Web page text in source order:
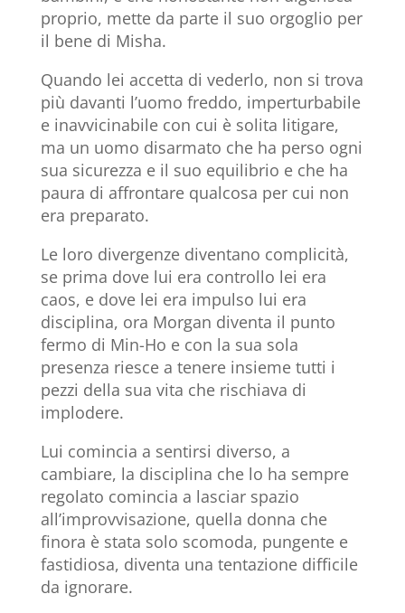
proprio, mette da parte il suo orgoglio per
il bene di Misha.
Quando lei accetta di vederlo, non si trova
più davanti l’uomo freddo, imperturbabile
e inavvicinabile con cui è solita litigare,
ma un uomo disarmato che ha perso ogni
sua sicurezza e il suo equilibrio e che ha
paura di affrontare qualcosa per cui non
era preparato.
Le loro divergenze diventano complicità,
se prima dove lui era controllo lei era
caos, e dove lei era impulso lui era
disciplina, ora Morgan diventa il punto
fermo di Min-Ho e con la sua sola
presenza riesce a tenere insieme tutti i
pezzi della sua vita che rischiava di
implodere.
Lui comincia a sentirsi diverso, a
cambiare, la disciplina che lo ha sempre
regolato comincia a lasciar spazio
all’improvvisazione, quella donna che
finora è stata solo scomoda, pungente e
fastidiosa, diventa una tentazione difficile
da ignorare.